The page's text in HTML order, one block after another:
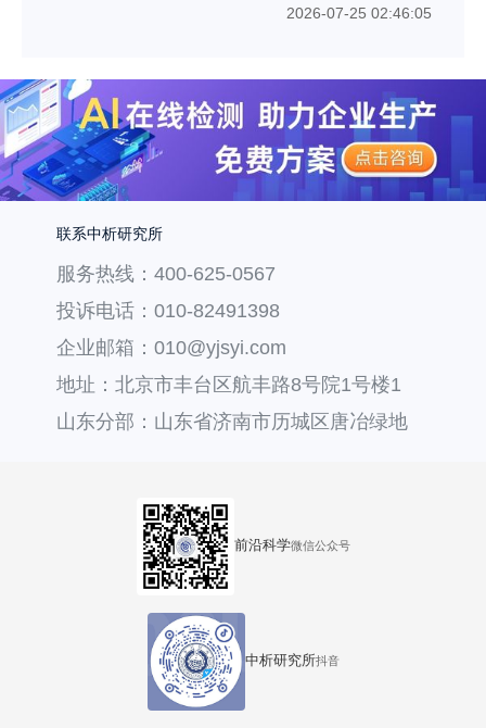
2026-07-25 02:46:05
联系中析研究所
服务热线：400-625-0567
投诉电话：010-82491398
企业邮箱：010@yjsyi.com
地址：北京市丰台区航丰路8号院1号楼1
层121
山东分部：山东省济南市历城区唐冶绿地
前沿科学微信公众号
中析研究所抖音